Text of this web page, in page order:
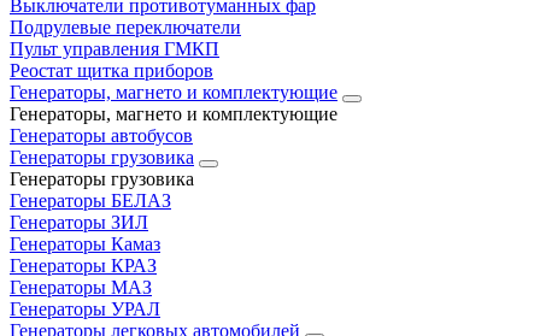
Выключатели противотуманных фар
Подрулевые переключатели
Пульт управления ГМКП
Реостат щитка приборов
Генераторы, магнето и комплектующие
Генераторы, магнето и комплектующие
Генераторы автобусов
Генераторы грузовика
Генераторы грузовика
Генераторы БЕЛАЗ
Генераторы ЗИЛ
Генераторы Камаз
Генераторы КРАЗ
Генераторы МАЗ
Генераторы УРАЛ
Генераторы легковых автомобилей